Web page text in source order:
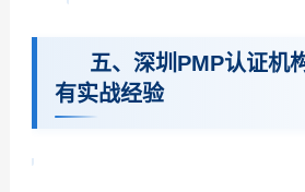
五、深圳PMP认证机
有实战经验